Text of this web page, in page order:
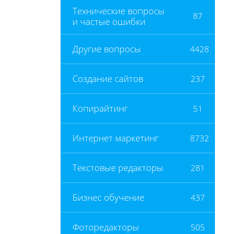
Технические вопросы
и частые ошибки
87
Другие вопросы 4428
Создание сайтов 237
Копирайтинг 51
Интернет маркетинг 8732
Текстовые редакторы 281
Бизнес обучение 437
Фоторедакторы 505